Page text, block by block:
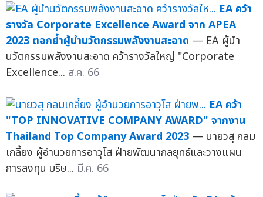
EA คว้า
รางวัล Corporate Excellence Award จาก APEA
2023 ตอกย้ำผู้นำนวัตกรรมพลังงานสะอาด — EA ผู้นำ
นวัตกรรมพลังงานสะอาด คว้ารางวัลใหญ่ "Corporate
Excellence... ส.ค. 66
EA คว้า
"TOP INNOVATIVE COMPANY AWARD" จากงาน
Thailand Top Company Award 2023 — นายวสุ กลม
เกลี้ยง ผู้อำนวยการอาวุโส ฝ่ายพัฒนากลยุทธ์และวางแผน
การลงทุน บริษ... มี.ค. 66